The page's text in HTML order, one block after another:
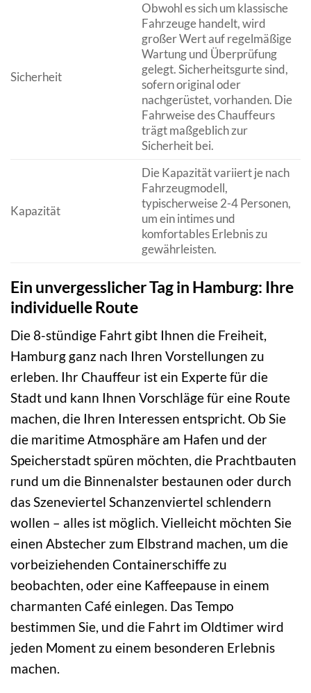
Sicherheit
Obwohl es sich um klassische
Fahrzeuge handelt, wird
großer Wert auf regelmäßige
Wartung und Überprüfung
gelegt. Sicherheitsgurte sind,
sofern original oder
nachgerüstet, vorhanden. Die
Fahrweise des Chauffeurs
trägt maßgeblich zur
Sicherheit bei.
Kapazität
Die Kapazität variiert je nach
Fahrzeugmodell,
typischerweise 2-4 Personen,
um ein intimes und
komfortables Erlebnis zu
gewährleisten.
Ein unvergesslicher Tag in Hamburg: Ihre
individuelle Route
Die 8-stündige Fahrt gibt Ihnen die Freiheit,
Hamburg ganz nach Ihren Vorstellungen zu
erleben. Ihr Chauffeur ist ein Experte für die
Stadt und kann Ihnen Vorschläge für eine Route
machen, die Ihren Interessen entspricht. Ob Sie
die maritime Atmosphäre am Hafen und der
Speicherstadt spüren möchten, die Prachtbauten
rund um die Binnenalster bestaunen oder durch
das Szeneviertel Schanzenviertel schlendern
wollen – alles ist möglich. Vielleicht möchten Sie
einen Abstecher zum Elbstrand machen, um die
vorbeiziehenden Containerschiffe zu
beobachten, oder eine Kaffeepause in einem
charmanten Café einlegen. Das Tempo
bestimmen Sie, und die Fahrt im Oldtimer wird
jeden Moment zu einem besonderen Erlebnis
machen.